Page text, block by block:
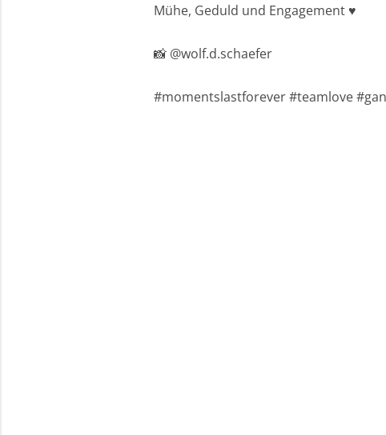
Mühe, Geduld und Engagement ♥️
📸 @wolf.d.schaefer
#momentslastforever #teamlove